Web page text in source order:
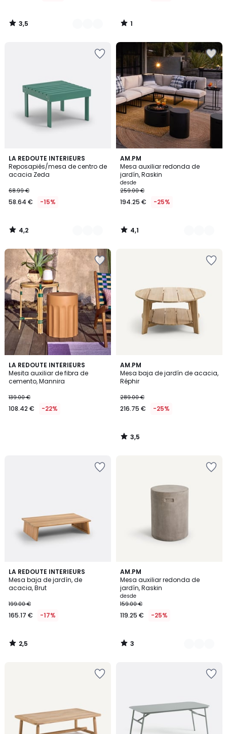
3,5
/
1
/
LA REDOUTE INTERIEURS
Reposapiés/mesa de centro de
acacia Zeda
68.99 €
58.64 € -15%
4,2
/ 5
3
Colores
4,2
/
AM.PM
Mesa auxiliar redonda de
jardín, Raskin
desde
259.00 €
194.25 € -25%
4,1
/ 5
2
Colores
4,1
/
LA REDOUTE INTERIEURS
Mesita auxiliar de fibra de
cemento, Mannira
139.00 €
108.42 € -22%
AM.PM
Mesa baja de jardín de acacia,
Réphir
289.00 €
216.75 € -25%
3,5
/ 5
3,5
/
LA REDOUTE INTERIEURS
Mesa baja de jardín, de
acacia, Brut
199.00 €
165.17 € -17%
2,5
/ 5
2,5
/
AM.PM
Mesa auxiliar redonda de
jardín, Raskin
desde
159.00 €
119.25 € -25%
3
/
5
3
Colores
3
/